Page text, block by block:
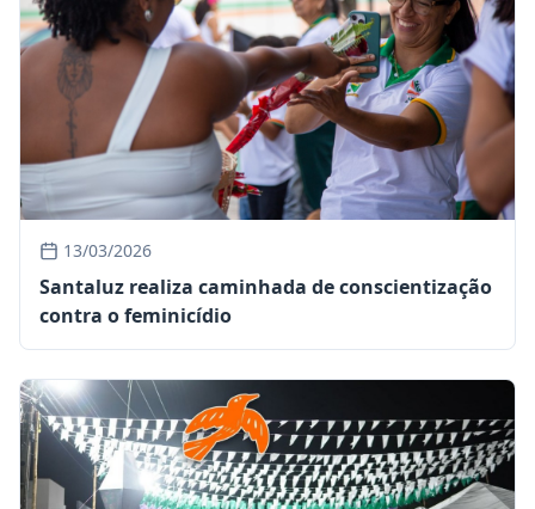
13/03/2026
Santaluz realiza caminhada de conscientização
contra o feminicídio